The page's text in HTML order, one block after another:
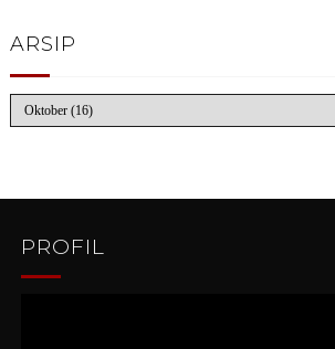
ARSIP
PROFIL